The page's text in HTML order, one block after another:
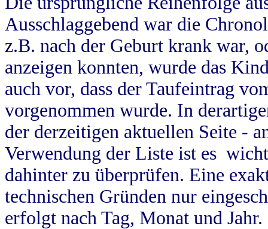
Ausschlaggebend war die
z.B. nach der Geburt krank war,
anzeigen konnten, wurde das
auch vor, dass der Taufeintrag
vorgenommen wurde. In
der derzeitigen aktuellen Seite -
Verwendung der Liste ist es
dahinter zu überprüfen. Eine
technischen Gründen nur
erfolgt nach Tag, Monat und Jahr.